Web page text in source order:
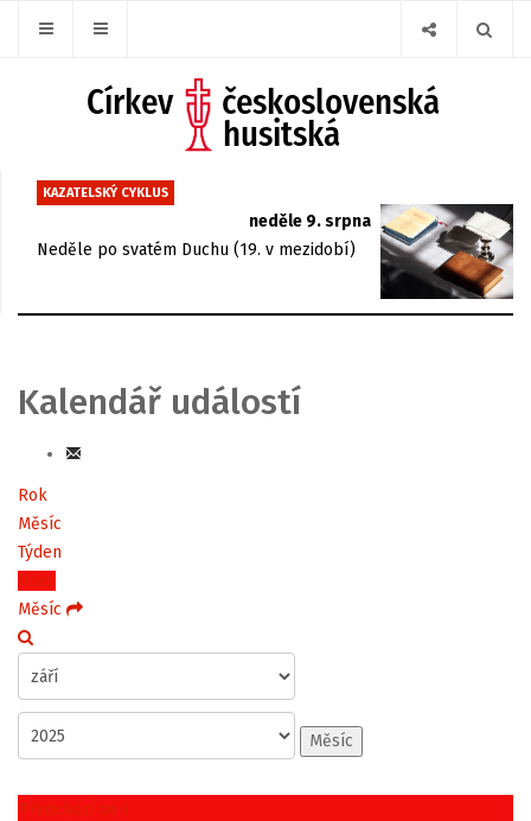
KAZATELSKÝ CYKLUS
neděle 9. srpna
Neděle po svatém Duchu (19. v mezidobí)
Kalendář událostí
Rok
Měsíc
Týden
Dnes
Měsíc
Měsíc
Předchozí den